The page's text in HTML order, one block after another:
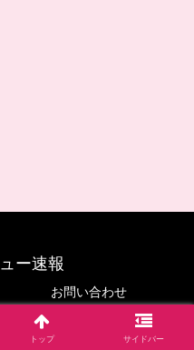
ー速報
お問い合わせ
ュー速報.
トップ サイドバー